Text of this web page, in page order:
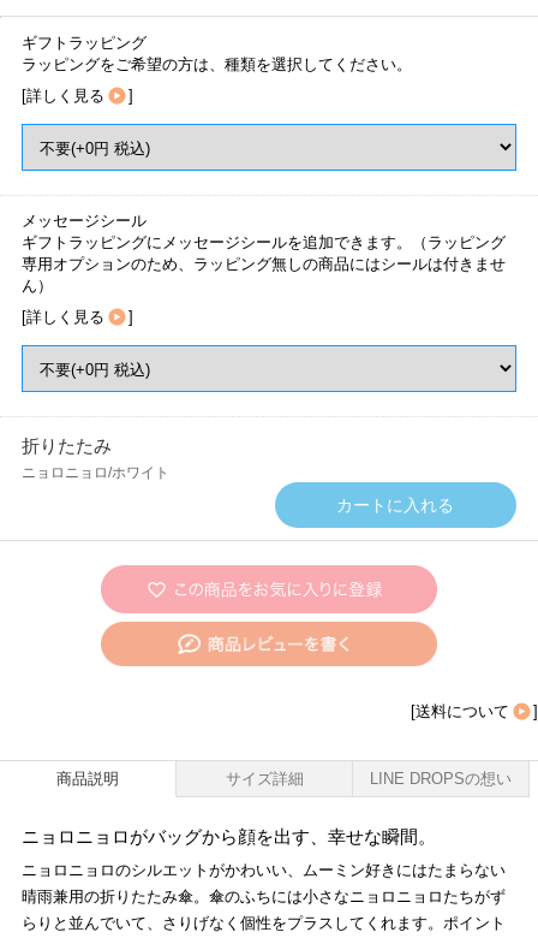
ギフトラッピング
ラッピングをご希望の方は、種類を選択してください。
[詳しく見る ]
メッセージシール
ギフトラッピングにメッセージシールを追加できます。（ラッピング
専用オプションのため、ラッピング無しの商品にはシールは付きませ
ん）
[詳しく見る ]
折りたたみ
ニョロニョロ/ホワイト
[送料について ]
商品説明 サイズ詳細 LINE DROPSの想い
ニョロニョロがバッグから顔を出す、幸せな瞬間。
ニョロニョロのシルエットがかわいい、ムーミン好きにはたまらない
晴雨兼用の折りたたみ傘。傘のふちには小さなニョロニョロたちがず
らりと並んでいて、さりげなく個性をプラスしてくれます。ポイント